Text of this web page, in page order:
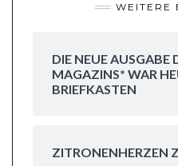
WEITERE
DIE NEUE AUSGABE
MAGAZINS* WAR
BRIEFKASTEN
ZITRONENHERZEN